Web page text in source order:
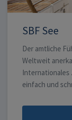
SBF See
Der amtliche
Weltweit
Internationales
einfach und